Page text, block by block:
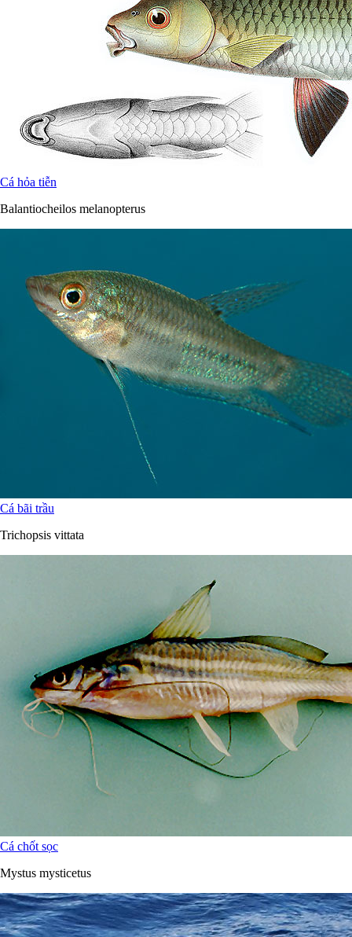
Cá hỏa tiễn
Balantiocheilos melanopterus
Cá bãi trầu
Trichopsis vittata
Cá chốt sọc
Mystus mysticetus